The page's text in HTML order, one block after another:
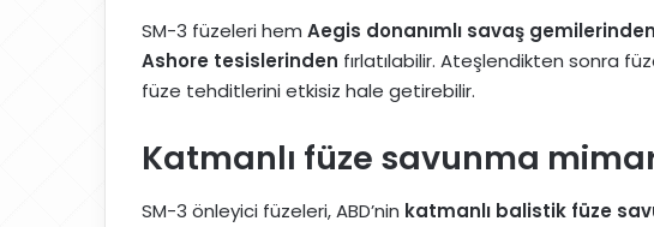
SM-3 füzeleri hem Aegis donanımlı savaş gemilerinden
Ashore tesislerinden fırlatılabilir. Ateşlendikten sonra
füze tehditlerini etkisiz hale getirebilir.
Katmanlı füze savunma
SM-3 önleyici füzeleri, ABD’nin katmanlı balistik füze